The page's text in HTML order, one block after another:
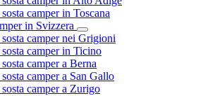
camper in Toscana
in Svizzera
camper nei Grigioni
camper in Ticino
camper a Berna
camper a San Gallo
camper a Zurigo